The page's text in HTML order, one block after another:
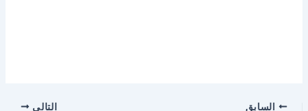
السابق التالي